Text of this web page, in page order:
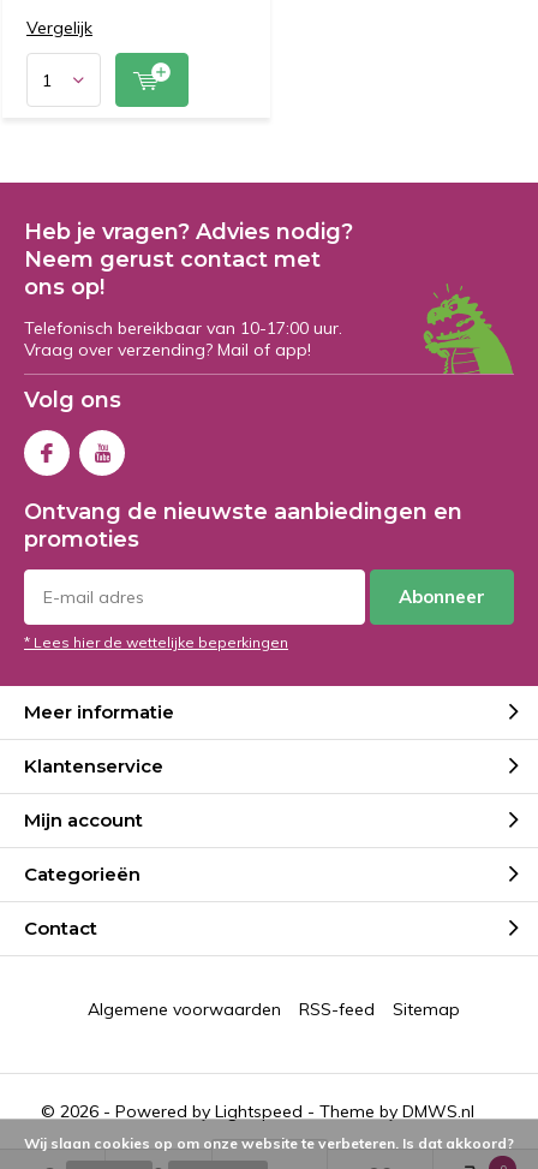
Vergelijk
Heb je vragen? Advies nodig?
Neem gerust contact met
ons op!
Telefonisch bereikbaar van 10-17:00 uur.
Vraag over verzending? Mail of app!
Volg ons
Ontvang de nieuwste aanbiedingen en
promoties
Abonneer
* Lees hier de wettelijke beperkingen
Meer informatie
Klantenservice
Mijn account
Categorieën
Contact
© 2026 - Powered by Lightspeed - Theme by DMWS.nl
Algemene voorwaarden RSS-feed Sitemap
Wij slaan cookies op om onze website te verbeteren. Is dat akkoord?